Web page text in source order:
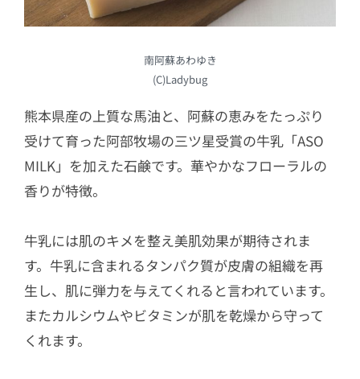
南阿蘇あわゆき
(C)Ladybug
熊本県産の上質な馬油と、阿蘇の恵みをたっぷり
受けて育った阿部牧場の三ツ星受賞の牛乳「ASO
MILK」を加えた石鹸です。華やかなフローラルの
香りが特徴。
牛乳には肌のキメを整え美肌効果が期待されま
す。牛乳に含まれるタンパク質が皮膚の組織を再
生し、肌に弾力を与えてくれると言われています。
またカルシウムやビタミンが肌を乾燥から守って
くれます。